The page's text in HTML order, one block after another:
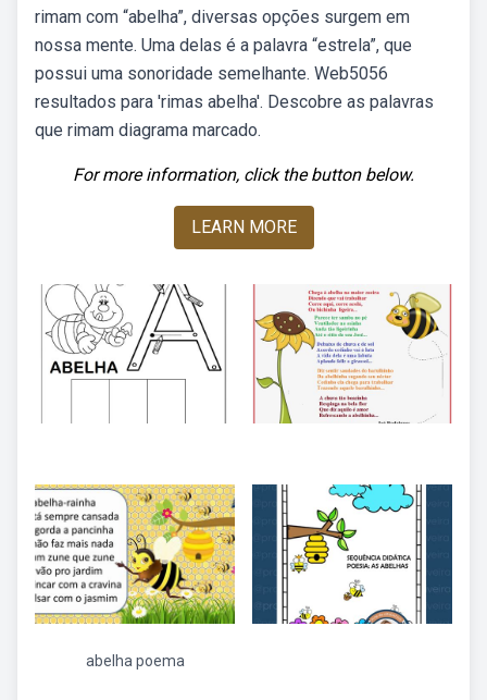
rimam com “abelha”, diversas opções surgem em
nossa mente. Uma delas é a palavra “estrela”, que
possui uma sonoridade semelhante. Web5056
resultados para 'rimas abelha'. Descobre as palavras
que rimam diagrama marcado.
For more information, click the button below.
LEARN MORE
abelha poema